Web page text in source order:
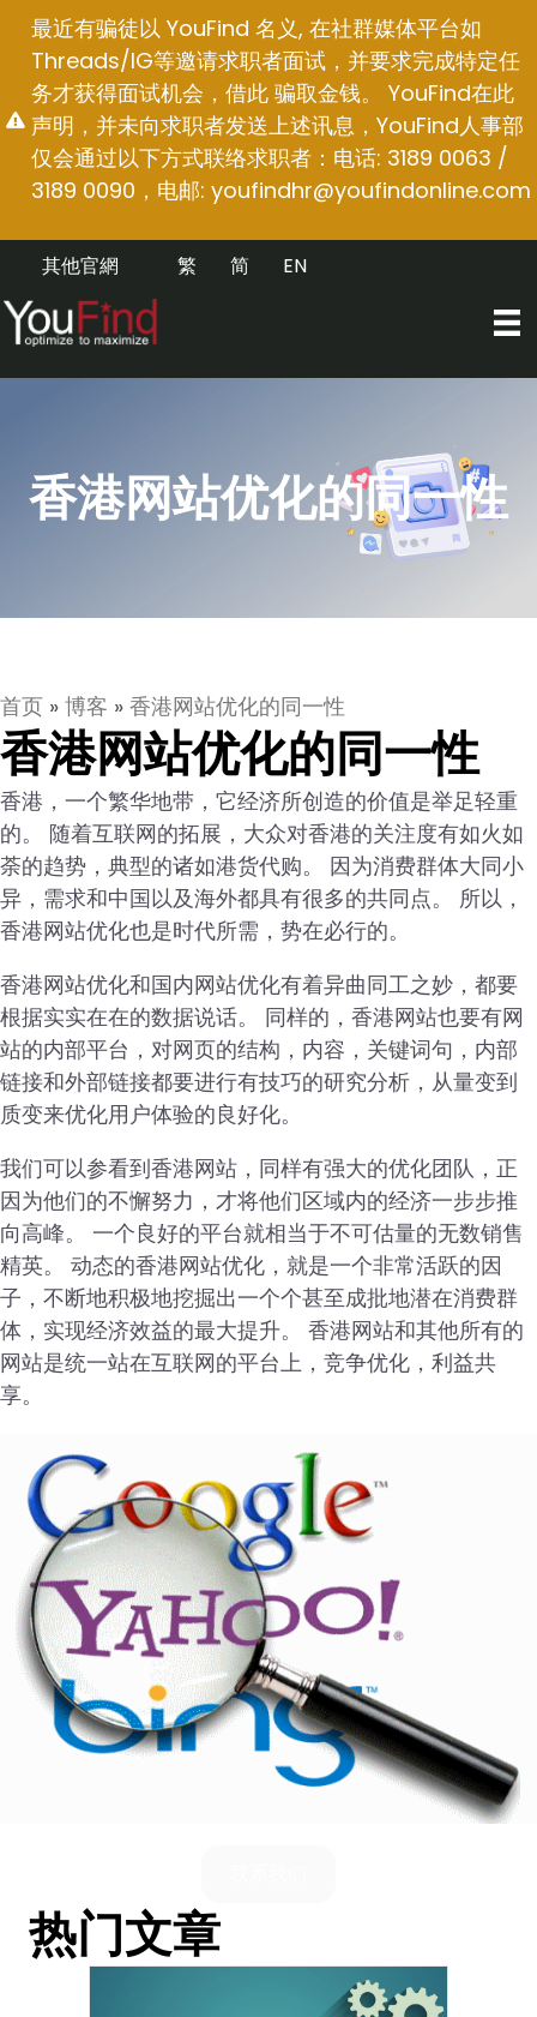
最近有骗徒以 YouFind 名义, 在社群媒体平台如
Threads/IG等邀请求职者面试，并要求完成特定任
务才获得面试机会，借此 骗取金钱。 YouFind在此
声明，并未向求职者发送上述讯息，YouFind人事部
仅会通过以下方式联络求职者：电话: 3189 0063 /
3189 0090，电邮: youfindhr@youfindonline.com
其他官網 EN
简
繁
香港网站优化的同一性
首页 » 博客 » 香港网站优化的同一性
香港网站优化的同一性
香港，一个繁华地带，它经济所创造的价值是举足轻重
的。 随着互联网的拓展，大众对香港的关注度有如火如
荼的趋势，典型的诸如港货代购。 因为消费群体大同小
异，需求和中国以及海外都具有很多的共同点。 所以，
香港网站优化也是时代所需，势在必行的。
香港网站优化和国内网站优化有着异曲同工之妙，都要
根据实实在在的数据说话。 同样的，香港网站也要有网
站的内部平台，对网页的结构，内容，关键词句，内部
链接和外部链接都要进行有技巧的研究分析，从量变到
质变来优化用户体验的良好化。
我们可以参看到香港网站，同样有强大的优化团队，正
因为他们的不懈努力，才将他们区域内的经济一步步推
向高峰。 一个良好的平台就相当于不可估量的无数销售
精英。 动态的香港网站优化，就是一个非常活跃的因
子，不断地积极地挖掘出一个个甚至成批地潜在消费群
体，实现经济效益的最大提升。 香港网站和其他所有的
网站是统一站在互联网的平台上，竞争优化，利益共
享。
热门文章